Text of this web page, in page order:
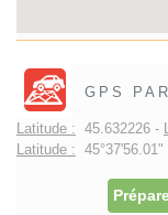
GPS
Latitude : 45.632226 -
Latitude : 45°37'56.01"